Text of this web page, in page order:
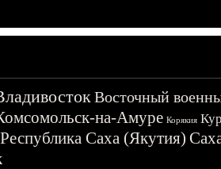
Восточный
на-Амуре Корякия
Республика Саха (Якутия)